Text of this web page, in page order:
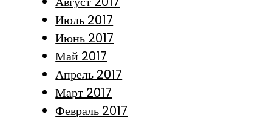
Июль 2017
Июнь 2017
Май 2017
Апрель 2017
Март 2017
Февраль 2017